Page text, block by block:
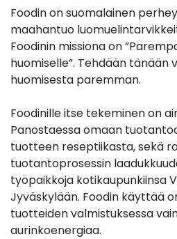
Foodin on suomalainen
maahantuo
Foodinin missiona on
huomiselle”. Tehdään tänään
huomisesta paremman.
Foodinille itse tekeminen on
Panostaessa omaan
tuotteen reseptiikasta, sekä
tuotantoprosessin
työpaikkoja kotikaupunkiinsa
Jyväskylään. Foodin käyttää
tuotteiden valmistuksessa
aurinkoenergiaa.